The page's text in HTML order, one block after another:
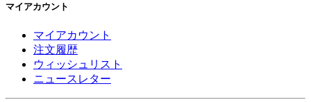
マイアカウント
マイアカウント
注文履歴
ウィッシュリスト
ニュースレター